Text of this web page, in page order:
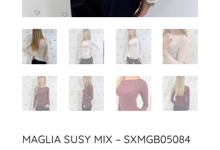
MAGLIA SUSY MIX – SXMGB05084